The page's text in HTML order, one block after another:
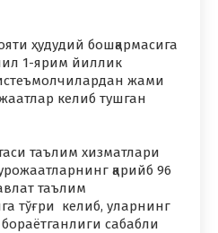
ҳудудий бошқармасига
1-ярим йиллик
жами
келиб тушган
таълим хизматлари
қарийб 96
таълим
тўғри келиб, уларнинг
сабабли